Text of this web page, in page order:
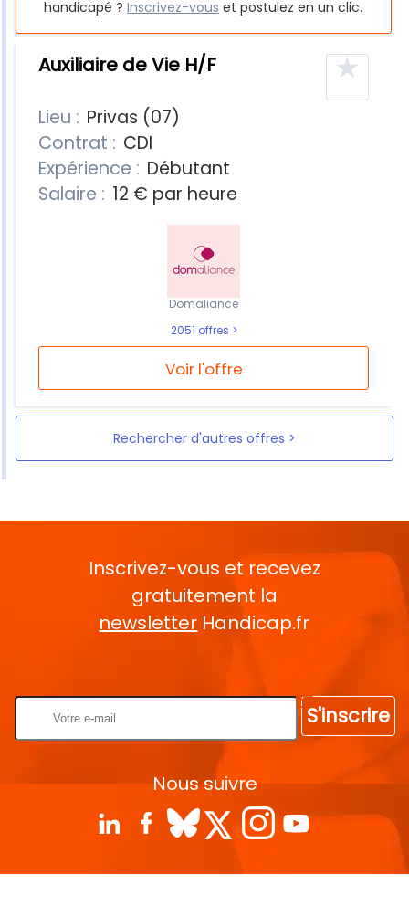
handicapé ? Inscrivez-vous et postulez en un clic.
Auxiliaire de Vie H/F ★
Lieu : Privas (07)
Contrat : CDI
Expérience : Débutant
Salaire : 12 € par heure
Voir l'offre
Domaliance
2051 offres
Rechercher d'autres offres
Inscrivez-vous et recevez
gratuitement la
newsletter Handicap.fr
S'inscrire
Nous suivre